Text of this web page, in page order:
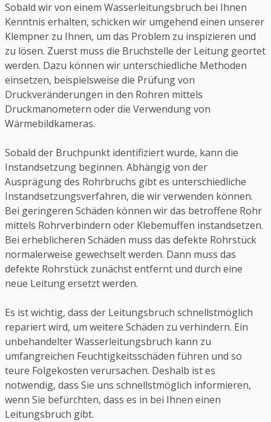
Sobald wir von einem Wasserleitungsbruch bei Ihnen
Kenntnis erhalten, schicken wir umgehend einen unserer
Klempner zu Ihnen, um das Problem zu inspizieren und
zu lösen. Zuerst muss die Bruchstelle der Leitung geortet
werden. Dazu können wir unterschiedliche Methoden
einsetzen, beispielsweise die Prüfung von
Druckveränderungen in den Rohren mittels
Druckmanometern oder die Verwendung von
Wärmebildkameras.
Sobald der Bruchpunkt identifiziert wurde, kann die
Instandsetzung beginnen. Abhängig von der
Ausprägung des Rohrbruchs gibt es unterschiedliche
Instandsetzungsverfahren, die wir verwenden können.
Bei geringeren Schäden können wir das betroffene Rohr
mittels Rohrverbindern oder Klebemuffen instandsetzen.
Bei erheblicheren Schäden muss das defekte Rohrstück
normalerweise gewechselt werden. Dann muss das
defekte Rohrstück zunächst entfernt und durch eine
neue Leitung ersetzt werden.
Es ist wichtig, dass der Leitungsbruch schnellstmöglich
repariert wird, um weitere Schäden zu verhindern. Ein
unbehandelter Wasserleitungsbruch kann zu
umfangreichen Feuchtigkeitsschäden führen und so
teure Folgekosten verursachen. Deshalb ist es
notwendig, dass Sie uns schnellstmöglich informieren,
wenn Sie befürchten, dass es in bei Ihnen einen
Leitungsbruch gibt.